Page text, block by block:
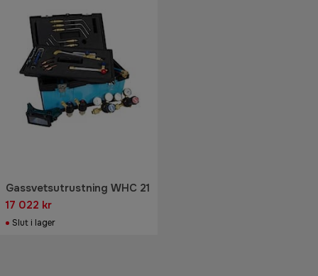
Gassvetsutrustning WHC 21
17 022 kr
Slut i lager